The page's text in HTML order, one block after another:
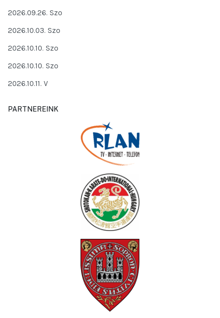
2026.09.26. Szo
2026.10.03. Szo
2026.10.10. Szo
2026.10.10. Szo
2026.10.11. V
PARTNEREINK